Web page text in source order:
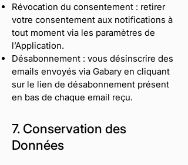
Révocation du consentement : retirer
votre consentement aux notifications à
tout moment via les paramètres de
l’Application.
Désabonnement : vous désinscrire des
emails envoyés via Gabary en cliquant
sur le lien de désabonnement présent
en bas de chaque email reçu.
7. Conservation des
Données